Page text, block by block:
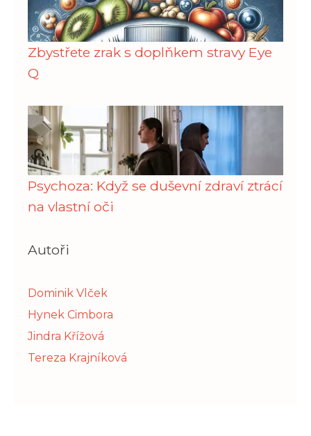
Zbystřete zrak s doplňkem stravy Eye
Q
Psychoza: Když se duševní zdraví ztrácí
na vlastní oči
Autoři
Dominik Vlček
Hynek Cimbora
Jindra Křížová
Tereza Krajníková